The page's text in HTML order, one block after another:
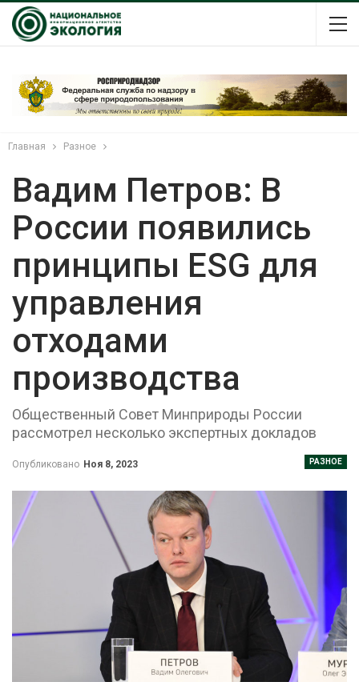
Главная Разное
Вадим Петров: В
России появились
принципы ESG для
управления
отходами
производства
Общественный Совет Минприроды России
рассмотрел несколько экспертных докладов
РАЗНОЕ
Опубликовано Ноя 8, 2023